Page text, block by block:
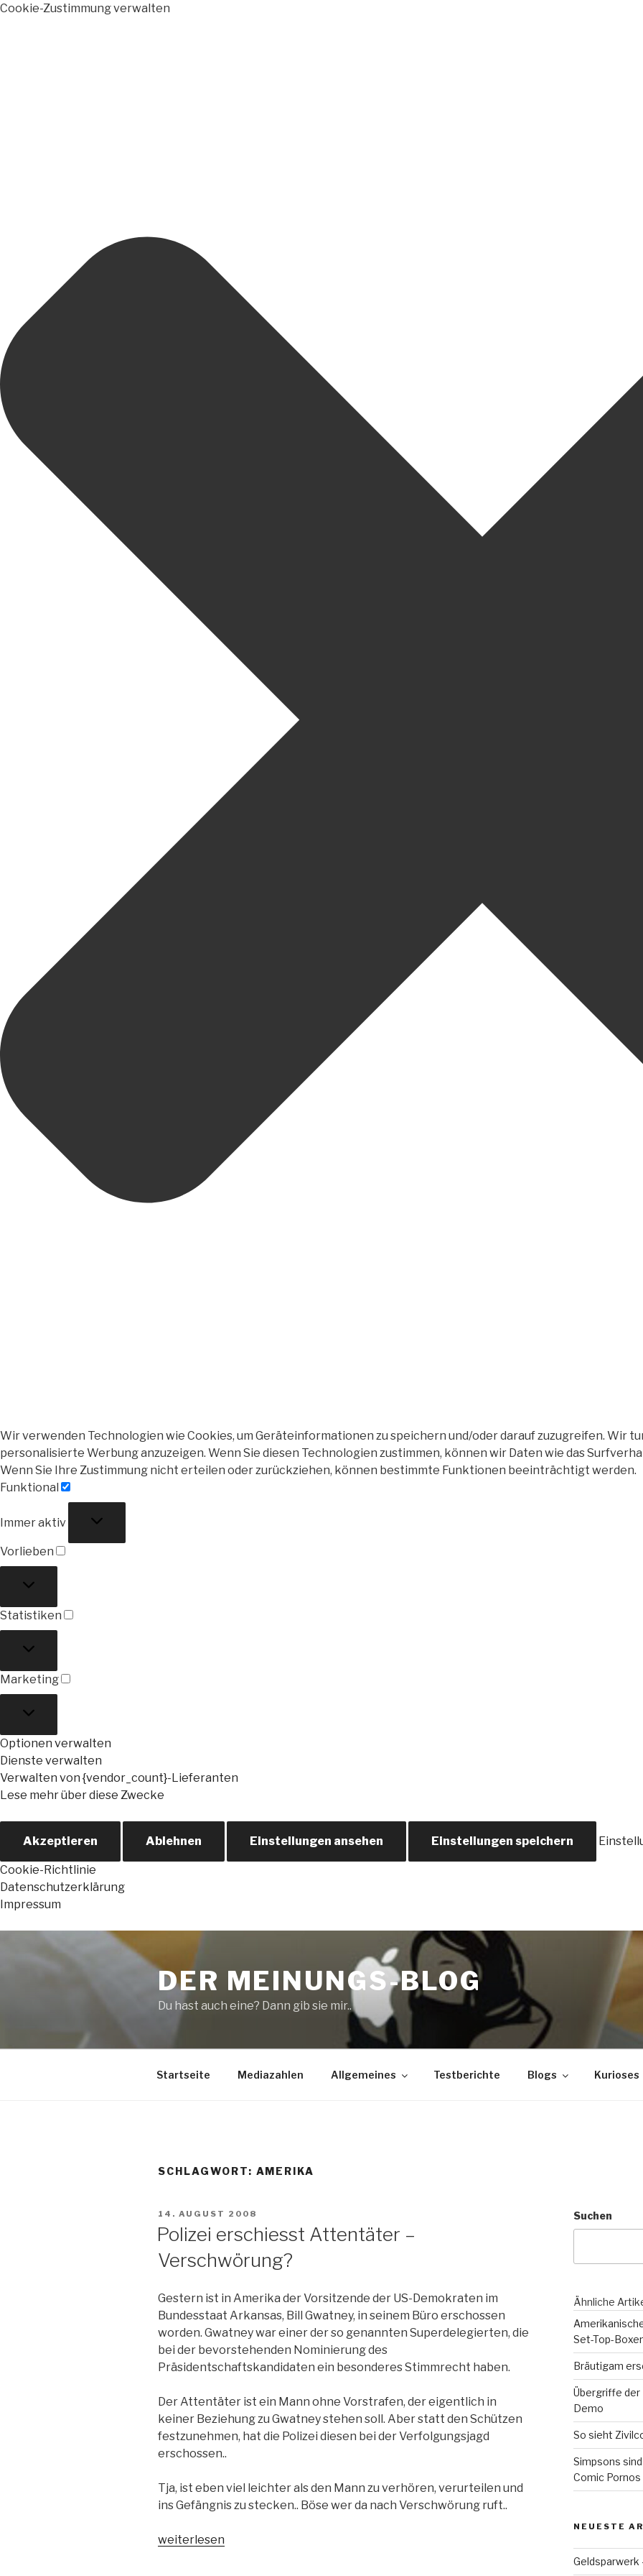
Cookie-Zustimmung verwalten
Wir verwenden Technologien wie Cookies, um Geräteinformationen zu speichern und/oder darauf zuzugreifen. Wir
personalisierte Werbung anzuzeigen. Wenn Sie diesen Technologien zustimmen, können wir Daten wie das
Wenn Sie Ihre Zustimmung nicht erteilen oder zurückziehen, können bestimmte Funktionen beeinträchtigt werden.
Funktional
Immer aktiv
Vorlieben
Statistiken
Marketing
Optionen verwalten
Dienste verwalten
Verwalten von {vendor_count}-Lieferanten
Lese mehr über diese Zwecke
Akzeptieren Ablehnen Einstellungen ansehen Einstellungen speichern
Cookie-Richtlinie
Datenschutzerklärung
Impressum
springen
DER MEINUNGS-BLOG
Du hast auch eine? Dann gib sie mir..
Startseite Mediazahlen Allgemeines Testberichte Blogs Kurioses
SCHLAGWORT: AMERIKA
VERÖFFENTLICHT
14. AUGUST 2008
Polizei erschiesst Attentäter –
Verschwörung?
Gestern ist in Amerika der Vorsitzende der US-Demokraten im
Bundesstaat Arkansas, Bill Gwatney, in seinem Büro erschossen
worden. Gwatney war einer der so genannten Superdelegierten, die
bei der bevorstehenden Nominierung des
Präsidentschaftskandidaten ein besonderes Stimmrecht haben.
Der Attentäter ist ein Mann ohne Vorstrafen, der eigentlich in
keiner Beziehung zu Gwatney stehen soll. Aber statt den Schützen
festzunehmen, hat die Polizei diesen bei der Verfolgungsjagd
erschossen..
Tja, ist eben viel leichter als den Mann zu verhören, verurteilen und
ins Gefängnis zu stecken.. Böse wer da nach Verschwörung ruft..
„Polizei
weiterlesen
Suchen
Ähnliche
Set-Top-
Bräutigam
Übergriffe der
Demo
So sieht
Simpsons
Comic Pornos
NEUESTE
Geldsparwerk